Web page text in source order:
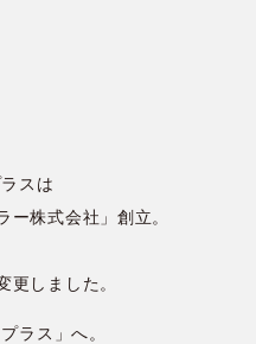
スは
ー株式会社」創立。
更しました。
ラス」へ。